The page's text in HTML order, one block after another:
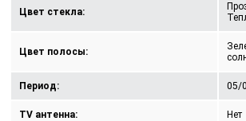
Цвет стекла:
Цвет полосы:
Период: 05/
TV антенна: Нет